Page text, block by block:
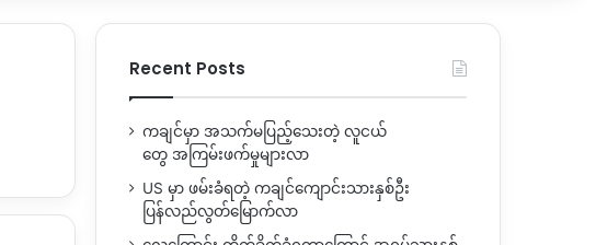
Recent Posts
ကချင်မှာ အသက်မပြည့်သေးတဲ့ လူငယ်
တွေ အကြမ်းဖက်မှုများလာ
US မှာ ဖမ်းခံရတဲ့ ကချင်ကျောင်းသားနှစ်ဦး
ပြန်လည်လွတ်မြောက်လာ